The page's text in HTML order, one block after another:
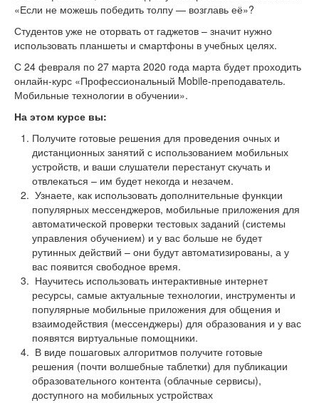
«Если не можешь победить толпу — возглавь её»?
Студентов уже не оторвать от гаджетов – значит нужно
использовать планшеты и смартфоны в учебных целях.
С 24 февраля по 27 марта 2020 года марта будет проходить
онлайн-курс «Профессиональный Mobile-преподаватель.
Мобильные технологии в обучении».
На этом курсе вы:
Получите готовые решения для проведения очных и
дистанционных занятий с использованием мобильных
устройств, и ваши слушатели перестанут скучать и
отвлекаться – им будет некогда и незачем.
Узнаете, как использовать дополнительные функции
популярных мессенджеров, мобильные приложения для
автоматической проверки тестовых заданий (системы
управления обучением) и у вас больше не будет
рутинных действий – они будут автоматизированы, а у
вас появится свободное время.
Научитесь использовать интерактивные интернет
ресурсы, самые актуальные технологии, инструменты и
популярные мобильные приложения для общения и
взаимодействия (мессенджеры) для образования и у вас
появятся виртуальные помощники.
В виде пошаговых алгоритмов получите готовые
решения (почти волшебные таблетки) для публикации
образовательного контента (облачные сервисы),
доступного на мобильных устройствах